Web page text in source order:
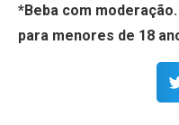
*Beba com
para menores de 18